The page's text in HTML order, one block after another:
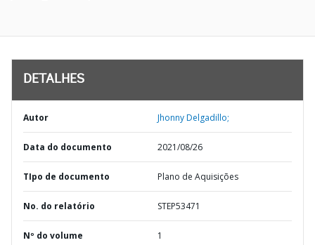
DETALHES
Autor Jhonny Delgadillo;
Data do documento 2021/08/26
TIpo de documento Plano de Aquisições
No. do relatório STEP53471
Nº do volume 1